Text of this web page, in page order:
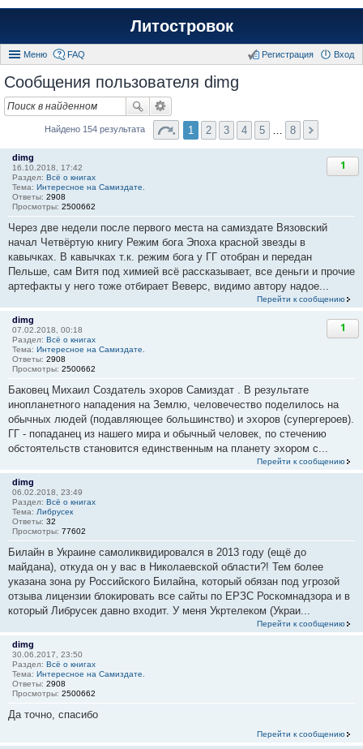
Литостровок
Меню FAQ Вход
Регистрация
Сообщения пользователя dimg
Найдено 154 результата 1 2 3 4 5 8
dimg
16.10.2018, 17:42
Раздел: Всё о книгах
Тема: Интересное на Самиздате.
Ответы: 2908
Просмотры: 2500662
1
Через две недели после первого места на самиздате Вязовский
начал Четвёртую книгу Режим бога Эпоха красной звезды в
кавычках. В кавычках т.к. режим бога у ГГ отобран и передан
Пельше, сам Витя под химией всё рассказывает, все деньги и прочие
артефакты у него тоже отбирает Веверс, видимо автору надое...
Перейти к сообщению
dimg
07.02.2018, 00:18
Раздел: Всё о книгах
Тема: Интересное на Самиздате.
Ответы: 2908
Просмотры: 2500662
1
Баковец Михаил Создатель эхоров Самиздат . В результате
инопланетного нападения на Землю, человечество поделилось на
обычных людей (подавляющее большинство) и эхоров (супергероев).
ГГ - попаданец из нашего мира и обычный человек, по стечению
обстоятельств становится единственным на планету эхором с...
Перейти к сообщению
dimg
06.02.2018, 23:49
Раздел: Всё о книгах
Тема: Либрусек
Ответы: 32
Просмотры: 77602
Билайн в Украине самоликвидировался в 2013 году (ещё до
майдана), откуда он у вас в Николаевской области?! Тем более
указана зона ру Российского Билайна, который обязан под угрозой
отзыва лицензии блокировать все сайты по ЕРЗС Роскомнадзора и в
который Либрусек давно входит. У меня Укртелеком (Украи...
Перейти к сообщению
dimg
30.06.2017, 23:50
Раздел: Всё о книгах
Тема: Интересное на Самиздате.
Ответы: 2908
Просмотры: 2500662
Да точно, спасибо
Перейти к сообщению